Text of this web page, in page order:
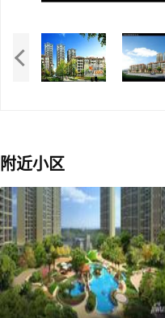
附近小区